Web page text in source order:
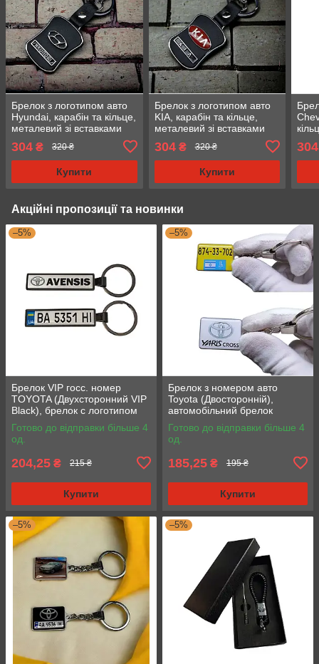
Брелок з логотипом авто
Hyundai, карабін та кільце,
металевий зі вставками
304 ₴ 320 ₴
Купити
Брелок з логотипом авто
KIA, карабін та кільце,
металевий зі вставками
304₴ 320 ₴
Купити
304
Акційні пропозиції та новинки
–5%
Брелок VIP госс. номер
TOYOTA (Двухсторонний VIP
Black), брелок с логотипом
Тойота
Готово до відправки більше 4
од.
204,25 ₴ 215 ₴
Купити
–5%
Брелок з номером авто
Toyota (Двосторонній),
автомобільний брелок
Тойота
Готово до відправки більше 4
од.
185,25 ₴ 195 ₴
Купити
–5% –5%